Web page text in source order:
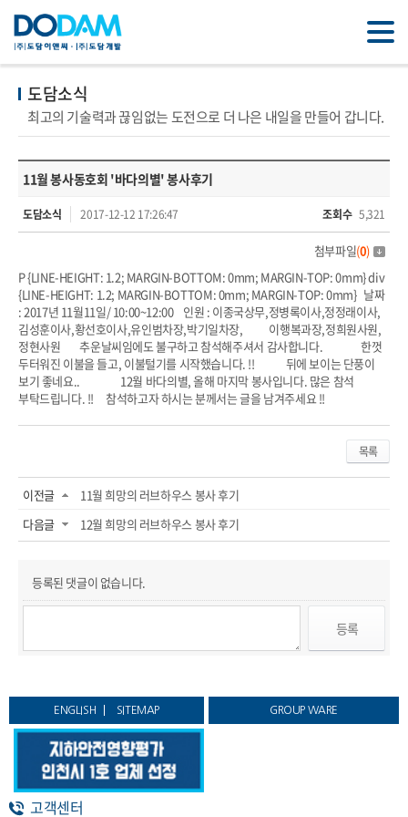
도담소식
최고의 기술력과 끊임없는 도전으로 더 나은 내일을 만들어 갑니다.
11월 봉사동호회 '바다의별' 봉사후기
도담소식 2017-12-12 17:26:47 조회수 5,321
첨부파일(0)
P {LINE-HEIGHT: 1.2; MARGIN-BOTTOM: 0mm; MARGIN-TOP: 0mm} div
{LINE-HEIGHT: 1.2; MARGIN-BOTTOM: 0mm; MARGIN-TOP: 0mm} 날짜
: 2017년 11월11일/ 10:00~12:00 인원 : 이종국상무,정병록이사,정정래이사,
김성훈이사,황선호이사,유인범차장,박기일차장, 이행복과장,정희원사원,
정현사원 추운날씨임에도 불구하고 참석해주셔서 감사합니다. 한껏
두터워진 이불을 들고, 이불털기를 시작했습니다. !! 뒤에 보이는 단풍이
보기 좋네요.. 12월 바다의별, 올해 마지막 봉사입니다. 많은 참석
부탁드립니다. !! 참석하고자 하시는 분께서는 글을 남겨주세요 !!
목록
이전글
11월 희망의 러브하우스 봉사 후기
다음글
12월 희망의 러브하우스 봉사 후기
등록된 댓글이 없습니다.
ENGLISH SITEMAP GROUP WARE
고객센터